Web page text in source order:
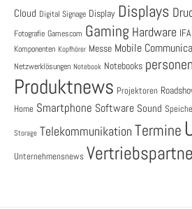
Cloud Digital Signage Display Displays
Fotografie Gamescom Gaming Hardware IFA
Komponenten Kopfhörer Messe Mobile
Netzwerklösungen Notebook Notebooks personen
Produktnews Projektoren
Home Smartphone Software Sound
Storage Telekommunikation Termine
Unternehmensnews